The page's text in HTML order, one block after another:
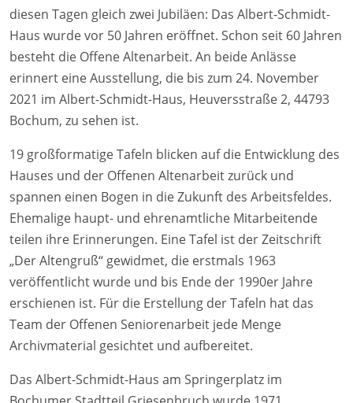
diesen Tagen gleich zwei Jubiläen: Das Albert-Schmidt-
Haus wurde vor 50 Jahren eröffnet. Schon seit 60 Jahren
besteht die Offene Altenarbeit. An beide Anlässe
erinnert eine Ausstellung, die bis zum 24. November
2021 im Albert-Schmidt-Haus, Heuversstraße 2, 44793
Bochum, zu sehen ist.
19 großformatige Tafeln blicken auf die Entwicklung des
Hauses und der Offenen Altenarbeit zurück und
spannen einen Bogen in die Zukunft des Arbeitsfeldes.
Ehemalige haupt- und ehrenamtliche Mitarbeitende
teilen ihre Erinnerungen. Eine Tafel ist der Zeitschrift
„Der Altengruß“ gewidmet, die erstmals 1963
veröffentlicht wurde und bis Ende der 1990er Jahre
erschienen ist. Für die Erstellung der Tafeln hat das
Team der Offenen Seniorenarbeit jede Menge
Archivmaterial gesichtet und aufbereitet.
Das Albert-Schmidt-Haus am Springerplatz im